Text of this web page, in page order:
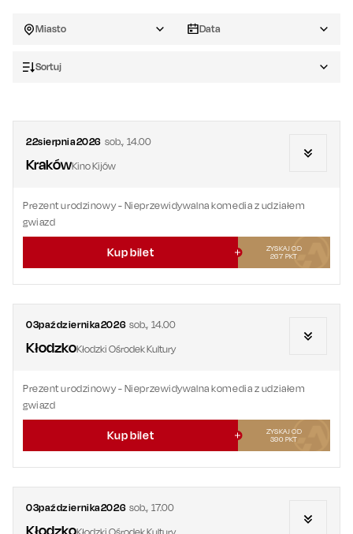
Miasto Data
Sortuj
22sierpnia2026 sob., 14.00
KrakówKino Kijów
Prezent urodzinowy- Nieprzewidywalna komedia z udziałem
gwiazd
Kup bilet
ZYSKAJ OD
267 PKT
03października2026 sob.,14.00
KłodzkoKłodzki Ośrodek Kultury
Prezent urodzinowy- Nieprzewidywalna komedia z udziałem
gwiazd
Kup bilet
ZYSKAJ OD
390 PKT
03października2026 sob.,17.00
Kłodzko